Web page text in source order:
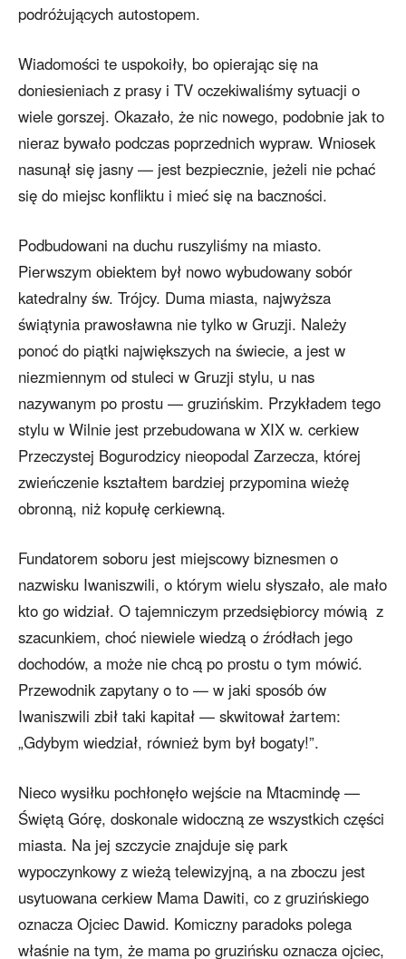
podróżujących autostopem.
Wiadomości te uspokoiły, bo opierając się na
doniesieniach z prasy i TV oczekiwaliśmy sytuacji o
wiele gorszej. Okazało, że nic nowego, podobnie jak to
nieraz bywało podczas poprzednich wypraw. Wniosek
nasunął się jasny — jest bezpiecznie, jeżeli nie pchać
się do miejsc konfliktu i mieć się na baczności.
Podbudowani na duchu ruszyliśmy na miasto.
Pierwszym obiektem był nowo wybudowany sobór
katedralny św. Trójcy. Duma miasta, najwyższa
świątynia prawosławna nie tylko w Gruzji. Należy
ponoć do piątki największych na świecie, a jest w
niezmiennym od stuleci w Gruzji stylu, u nas
nazywanym po prostu — gruzińskim. Przykładem tego
stylu w Wilnie jest przebudowana w XIX w. cerkiew
Przeczystej Bogurodzicy nieopodal Zarzecza, której
zwieńczenie kształtem bardziej przypomina wieżę
obronną, niż kopułę cerkiewną.
Fundatorem soboru jest miejscowy biznesmen o
nazwisku Iwaniszwili, o którym wielu słyszało, ale mało
kto go widział. O tajemniczym przedsiębiorcy mówią z
szacunkiem, choć niewiele wiedzą o źródłach jego
dochodów, a może nie chcą po prostu o tym mówić.
Przewodnik zapytany o to — w jaki sposób ów
Iwaniszwili zbił taki kapitał — skwitował żartem:
„Gdybym wiedział, również bym był bogaty!”.
Nieco wysiłku pochłonęło wejście na Mtacmindę —
Świętą Górę, doskonale widoczną ze wszystkich części
miasta. Na jej szczycie znajduje się park
wypoczynkowy z wieżą telewizyjną, a na zboczu jest
usytuowana cerkiew Mama Dawiti, co z gruzińskiego
oznacza Ojciec Dawid. Komiczny paradoks polega
właśnie na tym, że mama po gruzińsku oznacza ojciec,